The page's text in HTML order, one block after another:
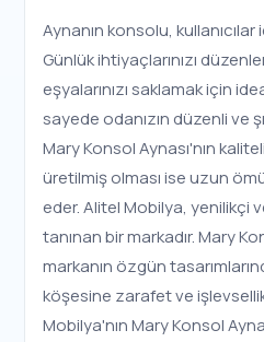
Aynanın konsolu,
Günlük ihtiyaçlarınızı
eşyalarınızı saklamak için
sayede odanızın düzenli ve
Mary Konsol Aynası'nın
üretilmiş olması ise uzun
eder. Alitel Mobilya, yenilikçi
tanınan bir markadır. Mary
markanın özgün
köşesine zarafet ve
Mobilya'nın Mary Konsol